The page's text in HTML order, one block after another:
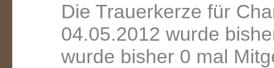
Die Trauerkerze für
04.05.2012 wurde
wurde bisher 0 mal